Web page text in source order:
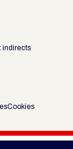
indirects
Cookies